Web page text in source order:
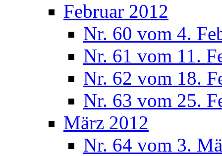
Februar 2012
Nr. 60 vom 4.
Nr. 61 vom 11.
Nr. 62 vom 18.
Nr. 63 vom 25.
März 2012
Nr. 64 vom 3.